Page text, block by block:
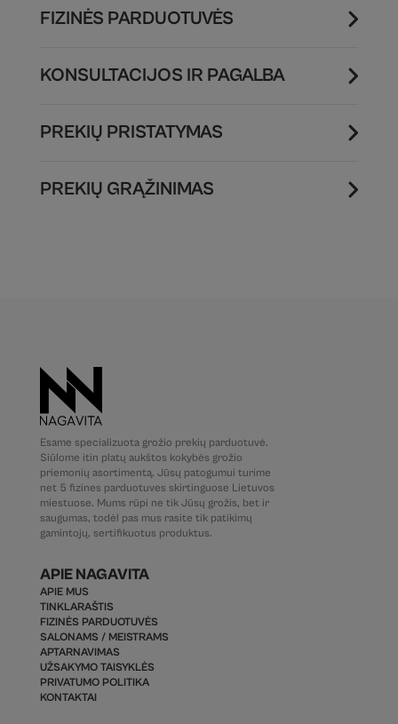
FIZINĖS PARDUOTUVĖS
KONSULTACIJOS IR PAGALBA
PREKIŲ PRISTATYMAS
PREKIŲ GRĄŽINIMAS
Esame specializuota grožio prekių parduotuvė.
Siūlome itin platų aukštos kokybės grožio
priemonių asortimentą. Jūsų patogumui turime
net 5 fizines parduotuves skirtinguose Lietuvos
miestuose. Mums rūpi ne tik Jūsų grožis, bet ir
saugumas, todėl pas mus rasite tik patikimų
gamintojų, sertifikuotus produktus.
APIE NAGAVITA
APIE MUS
TINKLARAŠTIS
FIZINĖS PARDUOTUVĖS
SALONAMS / MEISTRAMS
APTARNAVIMAS
UŽSAKYMO TAISYKLĖS
PRIVATUMO POLITIKA
KONTAKTAI